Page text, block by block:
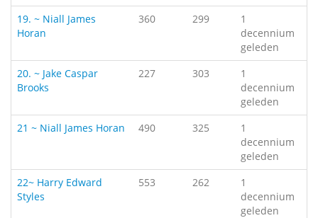
19. ~ Niall James
Horan
360 299
1
decennium
geleden
20. ~ Jake Caspar
Brooks
227 303
1
decennium
geleden
21 ~ Niall James Horan
490 325
1
decennium
geleden
22~ Harry Edward
Styles
553 262
1
decennium
geleden